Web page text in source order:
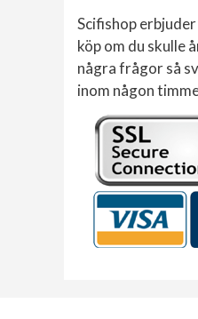
Scifishop
köp om du skulle
några frågor så
inom någon